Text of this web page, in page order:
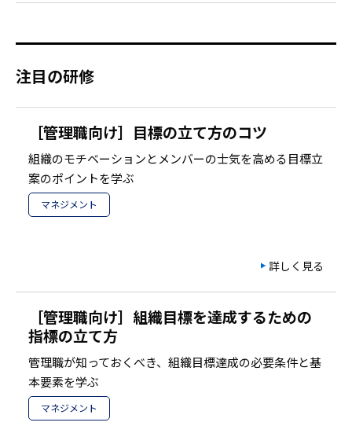
注目の研修
［管理職向け］目標の立て方のコツ
組織のモチベーションとメンバーの士気を高める目標立
案のポイントを学ぶ
マネジメント
詳しく見る
［管理職向け］組織目標を達成するための
指標の立て方
管理職が知っておくべき、組織目標達成の必要条件と基
本要素を学ぶ
マネジメント